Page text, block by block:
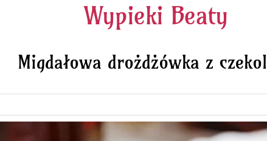
Wypieki Beaty
Migdałowa drożdżówka z